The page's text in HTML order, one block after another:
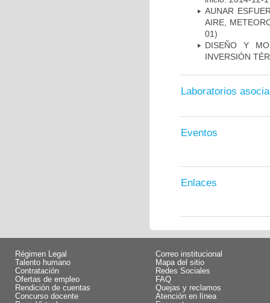
AUNAR
AIRE,
01)
DISEÑO Y
INVERSIÓN
Laboratorios
Eventos
Enlaces
Régimen Legal
Talento humano
Contratación
Ofertas de empleo
Rendición de cuentas
Concurso docente
Correo institucional
Mapa del sitio
Redes Sociales
FAQ
Quejas y reclamos
Atención en línea